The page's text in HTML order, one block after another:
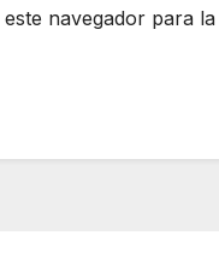
navegador para